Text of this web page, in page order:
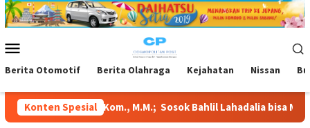
Loncat
ke
Mobile
Berita Otomotif Berita Olahraga Kejahatan Nissan
Konten Spesial
Sosok Bahlil Lahadalia bisa Menjadi Sumber Inspirasi